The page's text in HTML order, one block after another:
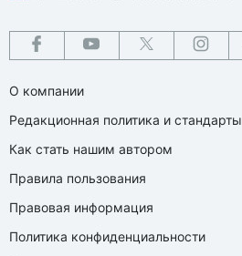
О компании
Редакционная политика и стандарты
Как стать нашим автором
Правила пользования
Правовая информация
Политика конфиденциальности